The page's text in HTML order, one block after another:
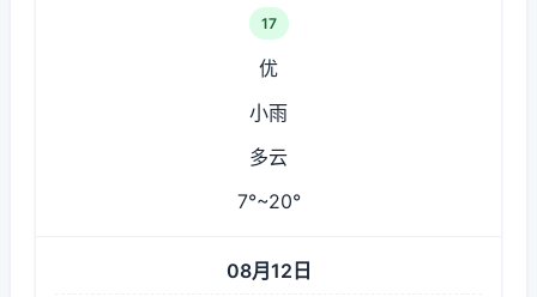
17
优
小雨
多云
7°~20°
08月12日